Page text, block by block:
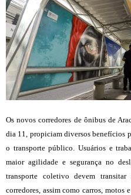
Os novos corredores de ônibus de
dia 11, propiciam diversos benefícios
o transporte público. Usuários e
maior agilidade e segurança no
transporte coletivo devem
corredores, assim como carros, motos